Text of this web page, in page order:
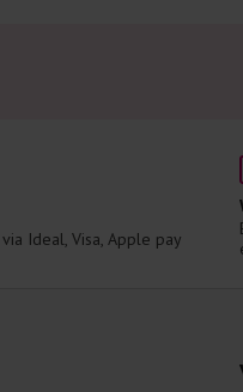
Ideal, Visa, Apple pay